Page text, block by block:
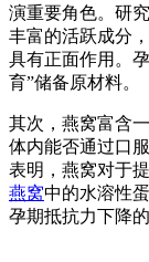
演重要角色。研
丰富的活跃成分
具有正面作用。
育”储备原材料。
其次，燕窝富含
体内能否通过口
表明，燕窝对于
燕窝中的水溶性
孕期抵抗力下降